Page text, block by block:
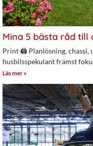
Mina 5 bästa råd till
Print 🖨 Planlösning, chassi,
husbilsspekulant främst
Läs mer »